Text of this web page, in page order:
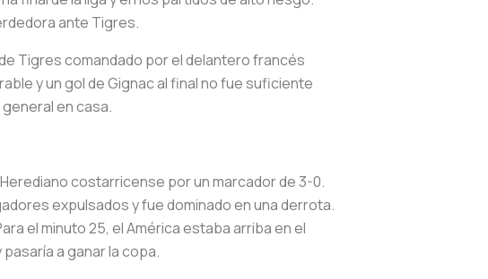
ante Tigres.
Tigres comandado por el delantero francés
y un gol de Gignac al final no fue suficiente
en casa.
costarricense por un marcador de 3-0.
expulsados ​​y fue dominado en una derrota.
el minuto 25, el América estaba arriba en el
a ganar la copa.